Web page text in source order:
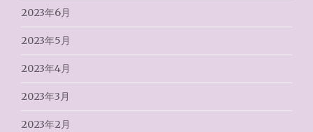
2023年6月
2023年5月
2023年4月
2023年3月
2023年2月